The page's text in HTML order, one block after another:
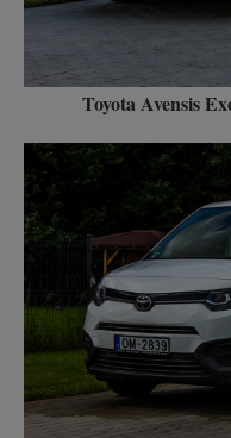
Toyota Avensis